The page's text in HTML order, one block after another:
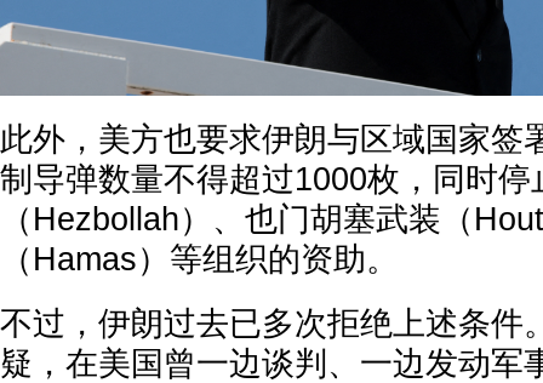
此外，美方也要求伊朗与区域国家签
制导弹数量不得超过1000枚，同时
（Hezbollah）、也门胡塞武装（
（Hamas）等组织的资助。
不过，伊朗过去已多次拒绝上述条件
疑，在美国曾一边谈判、一边发动军